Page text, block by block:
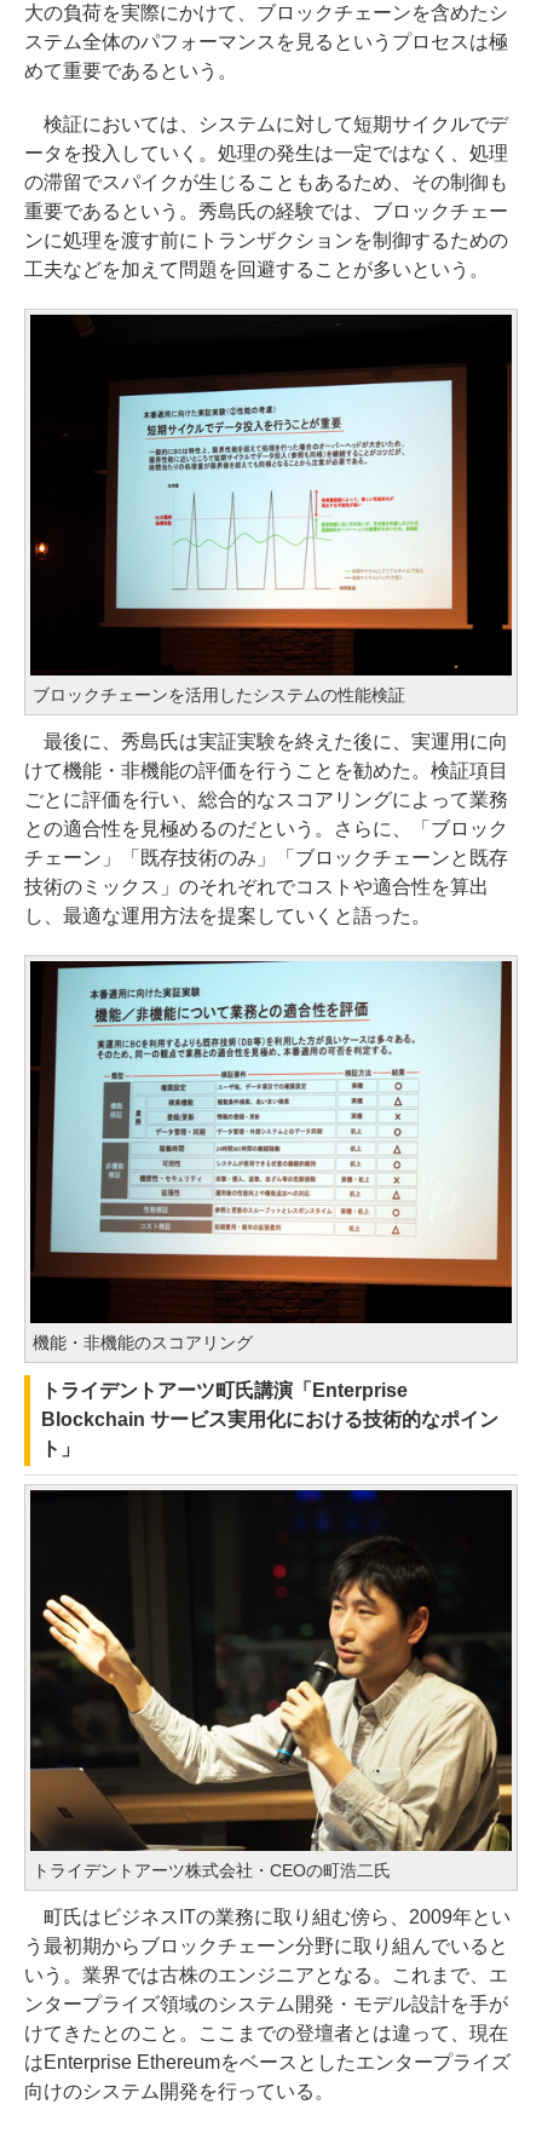
大の負荷を実際にかけて、ブロックチェーンを含めたシ
ステム全体のパフォーマンスを見るというプロセスは極
めて重要であるという。
検証においては、システムに対して短期サイクルでデ
ータを投入していく。処理の発生は一定ではなく、処理
の滞留でスパイクが生じることもあるため、その制御も
重要であるという。秀島氏の経験では、ブロックチェー
ンに処理を渡す前にトランザクションを制御するための
工夫などを加えて問題を回避することが多いという。
ブロックチェーンを活用したシステムの性能検証
最後に、秀島氏は実証実験を終えた後に、実運用に向
けて機能・非機能の評価を行うことを勧めた。検証項目
ごとに評価を行い、総合的なスコアリングによって業務
との適合性を見極めるのだという。さらに、「ブロック
チェーン」「既存技術のみ」「ブロックチェーンと既存
技術のミックス」のそれぞれでコストや適合性を算出
し、最適な運用方法を提案していくと語った。
機能・非機能のスコアリング
トライデントアーツ町氏講演「Enterprise
Blockchain サービス実用化における技術的なポイン
ト」
トライデントアーツ株式会社・CEOの町浩二氏
町氏はビジネスITの業務に取り組む傍ら、2009年とい
う最初期からブロックチェーン分野に取り組んでいると
いう。業界では古株のエンジニアとなる。これまで、エ
ンタープライズ領域のシステム開発・モデル設計を手が
けてきたとのこと。ここまでの登壇者とは違って、現在
はEnterprise Ethereumをベースとしたエンタープライズ
向けのシステム開発を行っている。